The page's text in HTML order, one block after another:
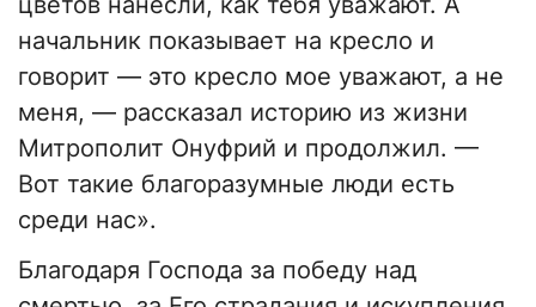
начальник показывает на кресло и
говорит — это кресло мое уважают, а не
меня, — рассказал историю из жизни
Митрополит Онуфрий и продолжил. —
Вот такие благоразумные люди есть
среди нас».
Благодаря Господа за победу над